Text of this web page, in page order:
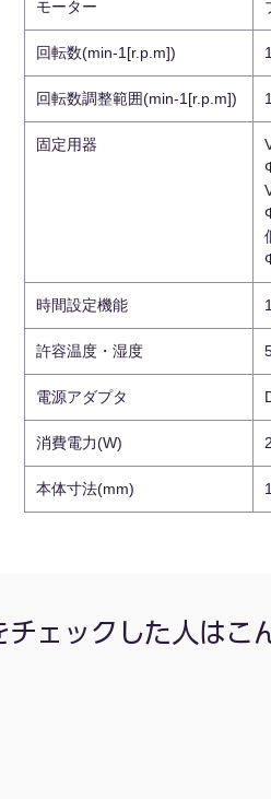
モーター
回転数(min-1[r.p.m])
回転数調整範囲(min-1[r.p.m])
固定用器
時間設定機能
許容温度・湿度
電源アダプタ
消費電力(W)
本体寸法(mm)
チェックした人はこ